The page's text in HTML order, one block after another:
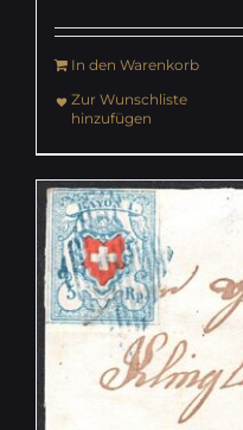
In den Warenkorb
Zur Wunschliste
hinzufügen